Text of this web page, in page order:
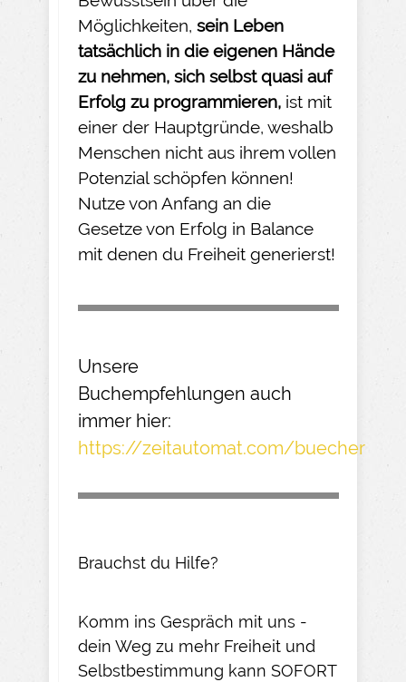
Möglichkeiten, sein Leben
tatsächlich in die eigenen Hände
zu nehmen, sich selbst quasi auf
Erfolg zu programmieren, ist mit
einer der Hauptgründe, weshalb
Menschen nicht aus ihrem vollen
Potenzial schöpfen können!
Nutze von Anfang an die
Gesetze von Erfolg in Balance
mit denen du Freiheit generierst!
Unsere
Buchempfehlungen auch
immer hier:
https://zeitautomat.com/buecher
Brauchst du Hilfe?
Komm ins Gespräch mit uns -
dein Weg zu mehr Freiheit und
Selbstbestimmung kann SOFORT